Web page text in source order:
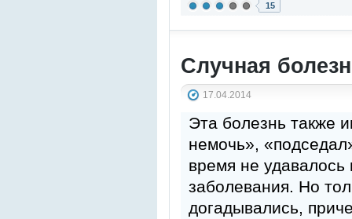
15
Случная
17.04.2014
Эта болезнь также
немочь»,
время не удавалось
заболевания. Но
догадывались,